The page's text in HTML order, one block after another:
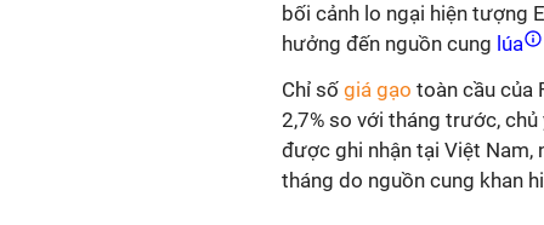
bối cảnh lo ngại hiện tượng
hưởng đến nguồn cung lúa
Chỉ số giá gạo toàn cầu của
2,7% so với tháng trước,
được ghi nhận tại Việt
tháng do nguồn cung khan